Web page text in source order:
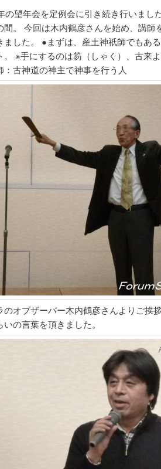
の望年会を定例会に引き続き行いまし
間。 今回は木内鶴彦さんを始め、講
ました。 ●まずは、産土神祇師でもあ
。 ※手にするのは笏（しゃく）、古来
：古神道の神主で神事を行う人
のオブザーバー木内鶴彦さんよりご挨
いの言葉を頂きました。